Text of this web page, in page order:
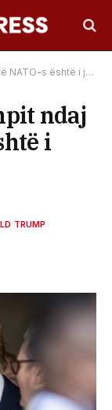
s është i justifikuar
ndaj
i
TRUMP